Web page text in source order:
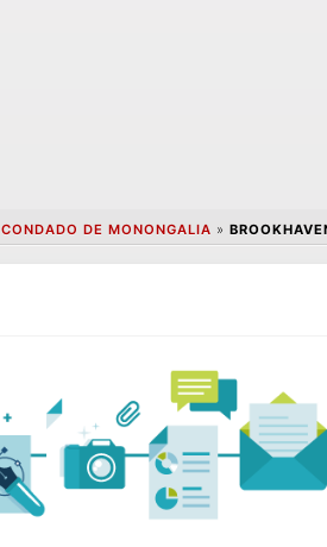
CONDADO DE MONONGALIA »